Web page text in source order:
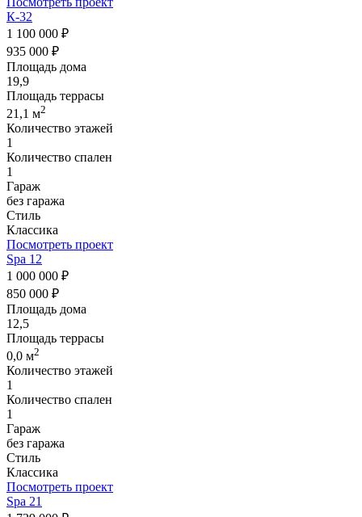
К-32
1 100 000 ₽
935 000 ₽
Площадь дома
19,9
Площадь террасы
21,1 м2
Количество этажей
1
Количество спален
1
Гараж
без гаража
Стиль
Классика
Посмотреть проект
Spa 12
1 000 000 ₽
850 000 ₽
Площадь дома
12,5
Площадь террасы
0,0 м2
Количество этажей
1
Количество спален
1
Гараж
без гаража
Стиль
Классика
Посмотреть проект
Spa 21